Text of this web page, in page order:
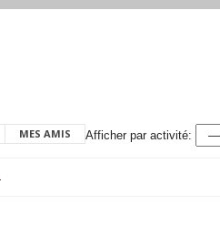
MES AMIS Afficher par activité: